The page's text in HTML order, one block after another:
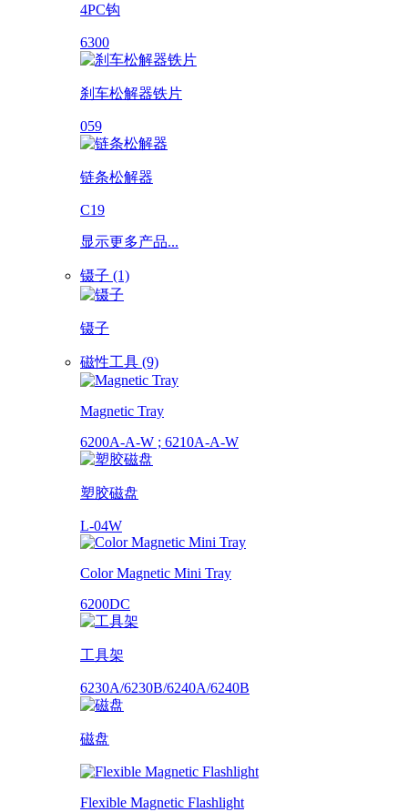
4PC钩
6300
刹车松解器铁片
059
链条松解器
C19
显示更多产品...
镊子 (1)
镊子
磁性工具 (9)
Magnetic Tray
6200A-A-W ; 6210A-A-W
塑胶磁盘
L-04W
Color Magnetic Mini Tray
6200DC
工具架
6230A/6230B/6240A/6240B
磁盘
Flexible Magnetic Flashlight